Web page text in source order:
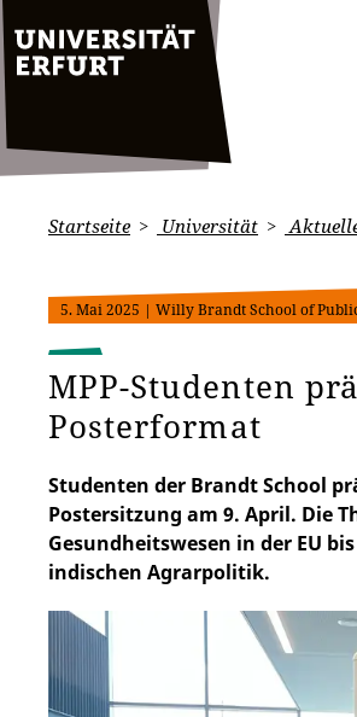
Startseite Universität
5. Mai 2025 | Willy Brandt School of
MPP-Studenten
Posterformat
Studenten der Brandt School
Postersitzung am 9. April. Die
Gesundheitswesen in der EU
indischen Agrarpolitik.